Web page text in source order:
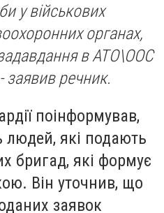
у військових
органах,
в АТО\ООС
заявив речник.
поінформував,
людей, які подають
бригад, які формує
Він уточнив, що
заявок